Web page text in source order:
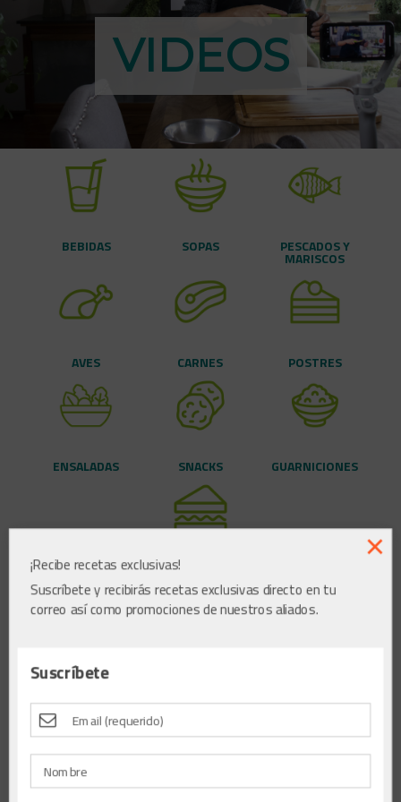
VIDEOS
BEBIDAS SOPAS PESCADOS Y
MARISCOS
AVES CARNES POSTRES
ENSALADAS SNACKS GUARNICIONES
SÁNDWICHES
Crepas de Huitlacoche
¡Recibe recetas exclusivas!
Suscríbete y recibirás recetas exclusivas directo en tu
correo así como promociones de nuestros aliados.
Suscríbete
×